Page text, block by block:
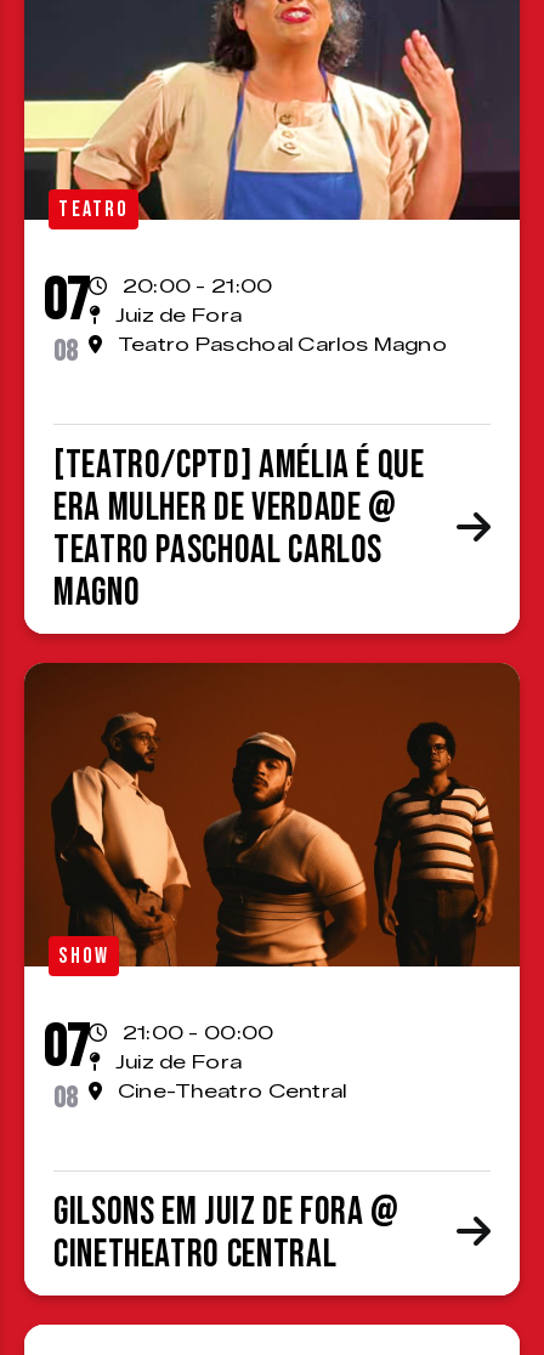
TEATRO
07
08
20:00 - 21:00
Juiz de Fora
Teatro Paschoal Carlos Magno
[TEATRO/CPTD] Amélia é que
era mulher de verdade @
Teatro Paschoal Carlos
Magno
SHOW
07
08
21:00 - 00:00
Juiz de Fora
Cine-Theatro Central
Gilsons em Juiz de Fora @
CineTheatro Central